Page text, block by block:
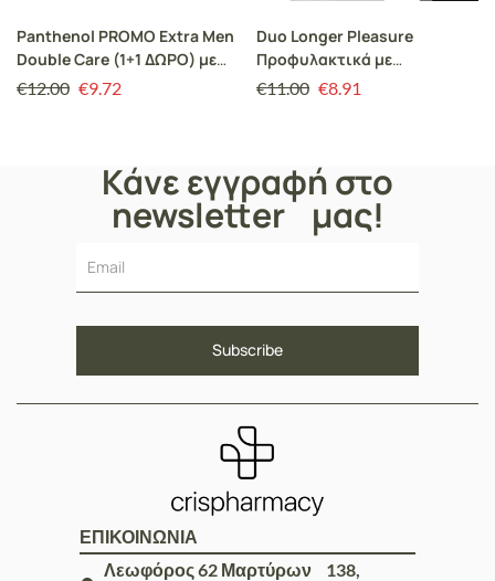
Panthenol PROMO Extra Men
Double Care (1+1 ΔΩΡΟ) με
Face & Eye Cream Ανδρική
Ανδρικό Ενυδατικό Balm για
μετά το Ξύρισμα, 75ml
€12.00 €9.72
Duo Longer Pleasure
Προφυλακτικά με
Επιβραδυντικό για
€11.00 €8.91
Κάνε εγγραφή στο
newsletter μας!
ΕΠΙΚΟΙΝΩΝΙΑ
Λεωφόρος 62 Μαρτύρων 138,